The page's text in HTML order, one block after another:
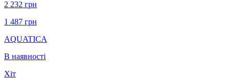
2 232 грн
1 487 грн
AQUATICA
В наявності
Хіт